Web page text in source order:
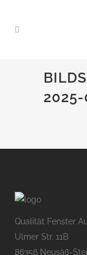
2025-
Qualität Fenster
Ulmer Str. 11B
86356 Neusäß-